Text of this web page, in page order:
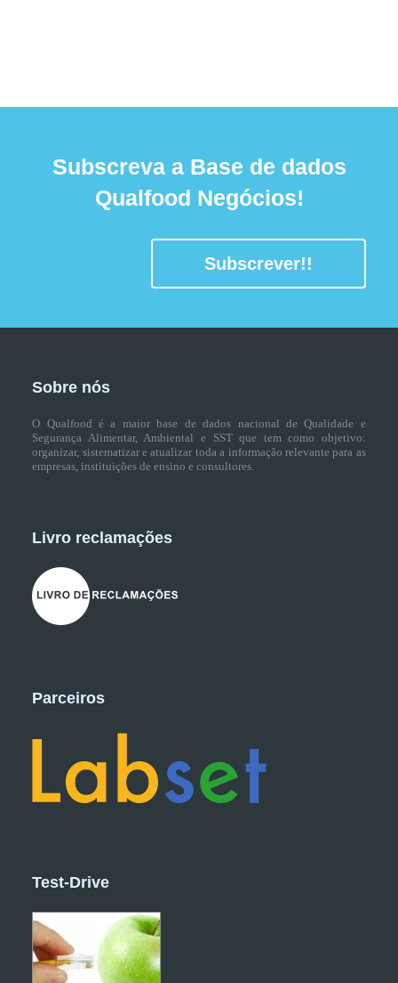
Subscreva a Base de dados
Qualfood Negócios!
Subscrever!!
Sobre nós
O Qualfood é a maior base de dados nacional de Qualidade e
Segurança Alimentar, Ambiental e SST que tem como objetivo:
organizar, sistematizar e atualizar toda a informação relevante para as
empresas, instituições de ensino e consultores.
Livro reclamações
Parceiros
Test-Drive